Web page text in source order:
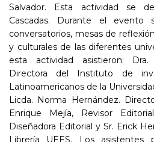
Salvador. Esta actividad se
Cascadas. Durante el evento
conversatorios, mesas de
y culturales de las diferentes
esta actividad asistieron: Dra.
Directora del Instituto de
Latinoamericanos de la
Licda. Norma Hernández.
Enrique Mejía, Revisor
Diseñadora Editorial y Sr. Erick
Librería UEES. Los asistentes